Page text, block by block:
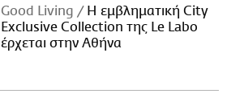
Good Living
Η εμβληματική City
Exclusive Collection της Le Labo
έρχεται στην Αθήνα